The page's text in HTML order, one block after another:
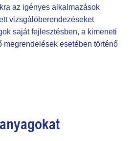
az igényes alkalmazások
vizsgálóberendezéseket
saját fejlesztésben, a kimeneti
megrendelések esetében történő